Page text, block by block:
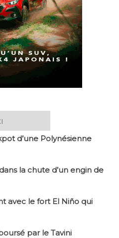
d’une Polynésienne
la chute d’un engin de
avec le fort El Niño qui
par le Tavini